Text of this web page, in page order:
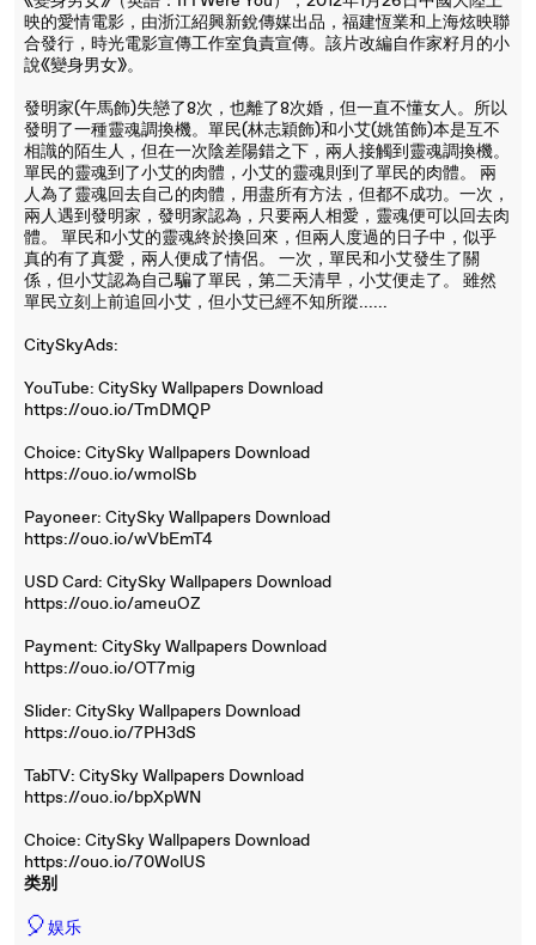
映的愛情電影，由浙江紹興新銳傳媒出品，福建恆業和上海炫映聯
合發行，時光電影宣傳工作室負責宣傳。該片改編自作家籽月的小
說《變身男女》。
發明家(午馬飾)失戀了8次，也離了8次婚，但一直不懂女人。所以
發明了一種靈魂調換機。單民(林志穎飾)和小艾(姚笛飾)本是互不
相識的陌生人，但在一次陰差陽錯之下，兩人接觸到靈魂調換機。
單民的靈魂到了小艾的肉體，小艾的靈魂則到了單民的肉體。 兩
人為了靈魂回去自己的肉體，用盡所有方法，但都不成功。一次，
兩人遇到發明家，發明家認為，只要兩人相愛，靈魂便可以回去肉
體。 單民和小艾的靈魂終於換回來，但兩人度過的日子中，似乎
真的有了真愛，兩人便成了情侶。 一次，單民和小艾發生了關
係，但小艾認為自己騙了單民，第二天清早，小艾便走了。 雖然
單民立刻上前追回小艾，但小艾已經不知所蹤......
CitySkyAds:
YouTube: CitySky Wallpapers Download
https://ouo.io/TmDMQP
Choice: CitySky Wallpapers Download
https://ouo.io/wmolSb
Payoneer: CitySky Wallpapers Download
https://ouo.io/wVbEmT4
USD Card: CitySky Wallpapers Download
https://ouo.io/ameuOZ
Payment: CitySky Wallpapers Download
https://ouo.io/OT7mig
Slider: CitySky Wallpapers Download
https://ouo.io/7PH3dS
TabTV: CitySky Wallpapers Download
https://ouo.io/bpXpWN
Choice: CitySky Wallpapers Download
https://ouo.io/70WolUS
类别
🎈娱乐